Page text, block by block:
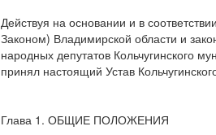
Действуя на основании и в
Законом) Владимирской области и
народных депутатов Кольчугинского
принял настоящий Устав
Глава 1. ОБЩИЕ ПОЛОЖЕНИЯ